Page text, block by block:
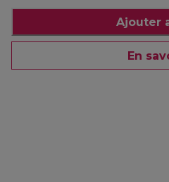
Ajouter
En